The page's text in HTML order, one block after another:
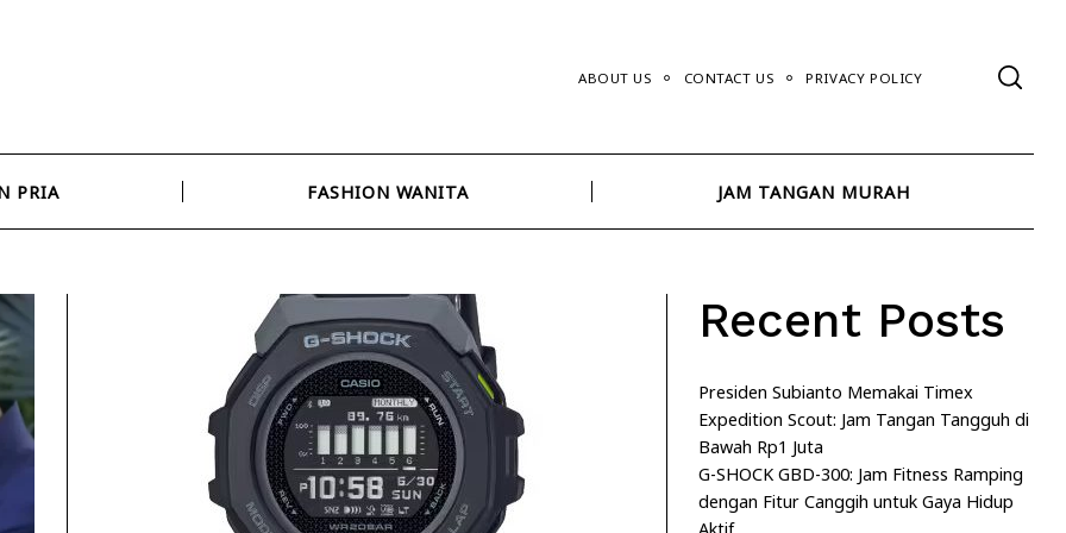
ABOUT US CONTACT US PRIVACY POLICY
PRIA FASHION WANITA JAM TANGAN MURAH
Recent Posts
Presiden Subianto Memakai Timex
Expedition Scout: Jam Tangan Tangguh di
Bawah Rp1 Juta
G-SHOCK GBD-300: Jam Fitness Ramping
dengan Fitur Canggih untuk Gaya Hidup
Aktif